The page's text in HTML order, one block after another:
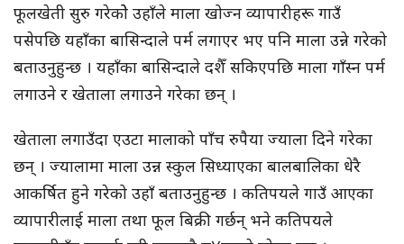
फूलखेती सुरु गरेकोे उहाँले माला खोज्न व्यापारीहरू गाउँ
पसेपछि यहाँका बासिन्दाले पर्म लगाएर भए पनि माला उन्ने गरेको
बताउनुहुन्छ । यहाँका बासिन्दाले दशैँ सकिएपछि माला गाँस्न पर्म
लगाउने र खेताला लगाउने गरेका छन् ।
खेताला लगाउँदा एउटा मालाको पाँच रुपैया ज्याला दिने गरेका
छन् । ज्यालामा माला उन्न स्कुल सिध्याएका बालबालिका धेरै
आकर्षित हुने गरेको उहाँ बताउनुहुन्छ । कतिपयले गाउँ आएका
व्यापारीलाई माला तथा फूल बिक्री गर्छन् भने कतिपयले